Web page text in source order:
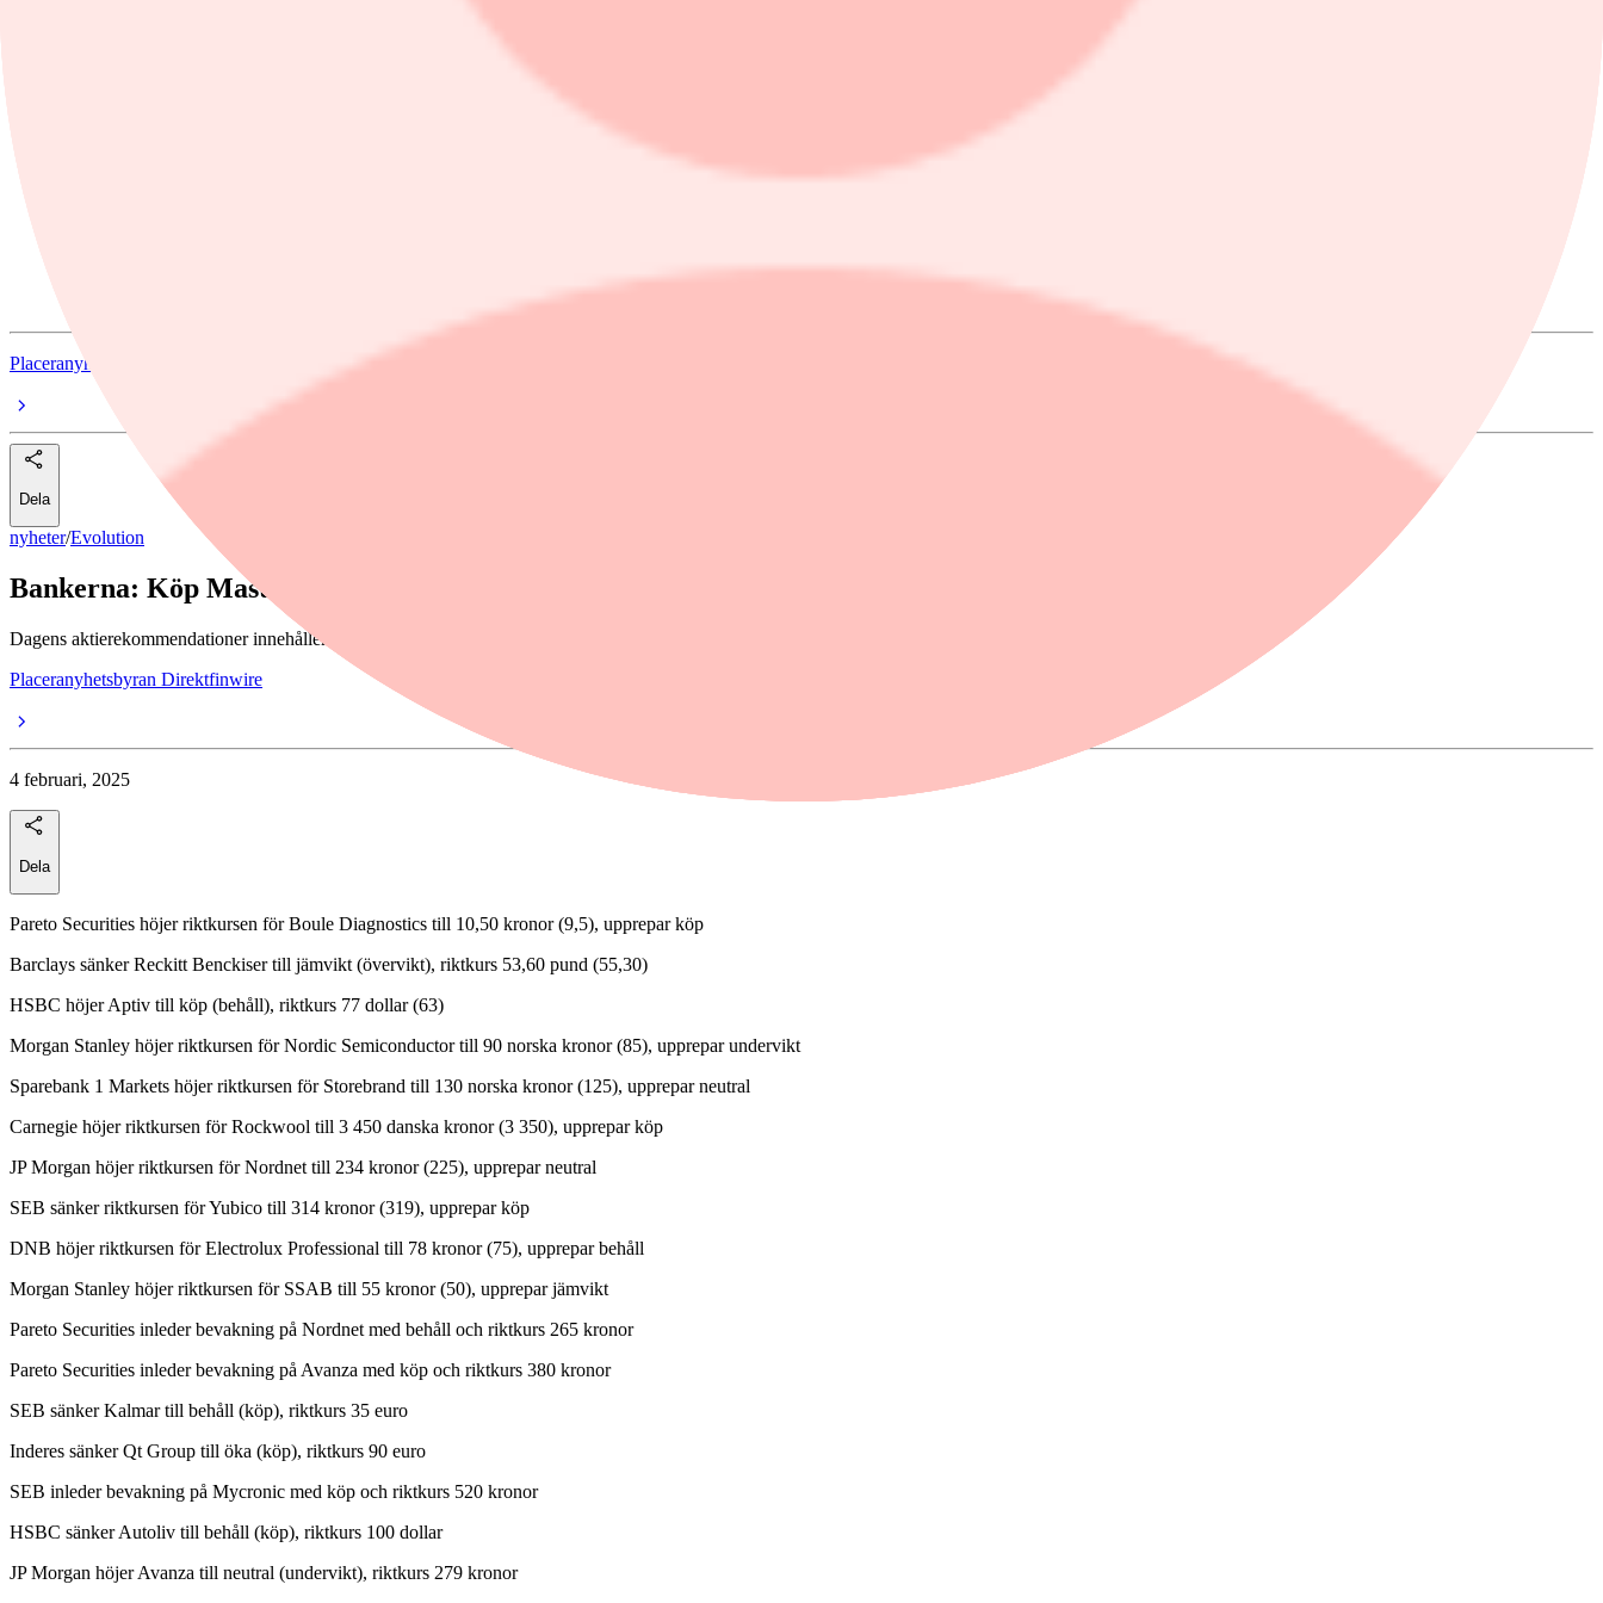
Mastercard
SSAB
Mycronic
Qt Group
Placeranyhetsbyran Direktfinwire
Dela
nyheter/Evolution
Bankerna: Köp Mastercard - behåll Evolution
Dagens aktierekommendationer innehåller bland annat en sänkt riktkurs för Evolution.
Placeranyhetsbyran Direktfinwire
4 februari, 2025
Dela
Pareto Securities höjer riktkursen för Boule Diagnostics till 10,50 kronor (9,5), upprepar köp
Barclays sänker Reckitt Benckiser till jämvikt (övervikt), riktkurs 53,60 pund (55,30)
HSBC höjer Aptiv till köp (behåll), riktkurs 77 dollar (63)
Morgan Stanley höjer riktkursen för Nordic Semiconductor till 90 norska kronor (85), upprepar undervikt
Sparebank 1 Markets höjer riktkursen för Storebrand till 130 norska kronor (125), upprepar neutral
Carnegie höjer riktkursen för Rockwool till 3 450 danska kronor (3 350), upprepar köp
JP Morgan höjer riktkursen för Nordnet till 234 kronor (225), upprepar neutral
SEB sänker riktkursen för Yubico till 314 kronor (319), upprepar köp
DNB höjer riktkursen för Electrolux Professional till 78 kronor (75), upprepar behåll
Morgan Stanley höjer riktkursen för SSAB till 55 kronor (50), upprepar jämvikt
Pareto Securities inleder bevakning på Nordnet med behåll och riktkurs 265 kronor
Pareto Securities inleder bevakning på Avanza med köp och riktkurs 380 kronor
SEB sänker Kalmar till behåll (köp), riktkurs 35 euro
Inderes sänker Qt Group till öka (köp), riktkurs 90 euro
SEB inleder bevakning på Mycronic med köp och riktkurs 520 kronor
HSBC sänker Autoliv till behåll (köp), riktkurs 100 dollar
JP Morgan höjer Avanza till neutral (undervikt), riktkurs 279 kronor